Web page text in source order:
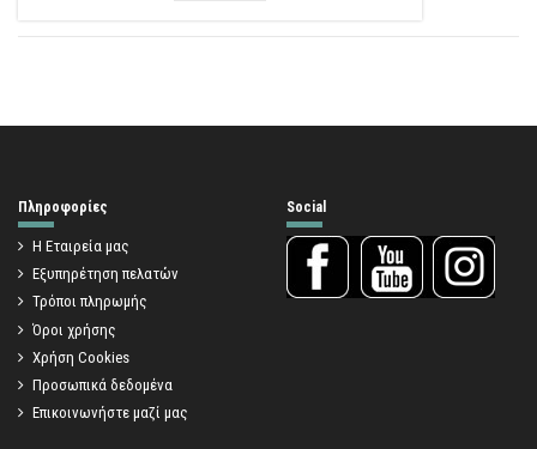
Πληροφορίες
Η Εταιρεία μας
Εξυπηρέτηση πελατών
Τρόποι πληρωμής
Όροι χρήσης
Χρήση Cookies
Προσωπικά δεδομένα
Επικοινωνήστε μαζί μας
Social